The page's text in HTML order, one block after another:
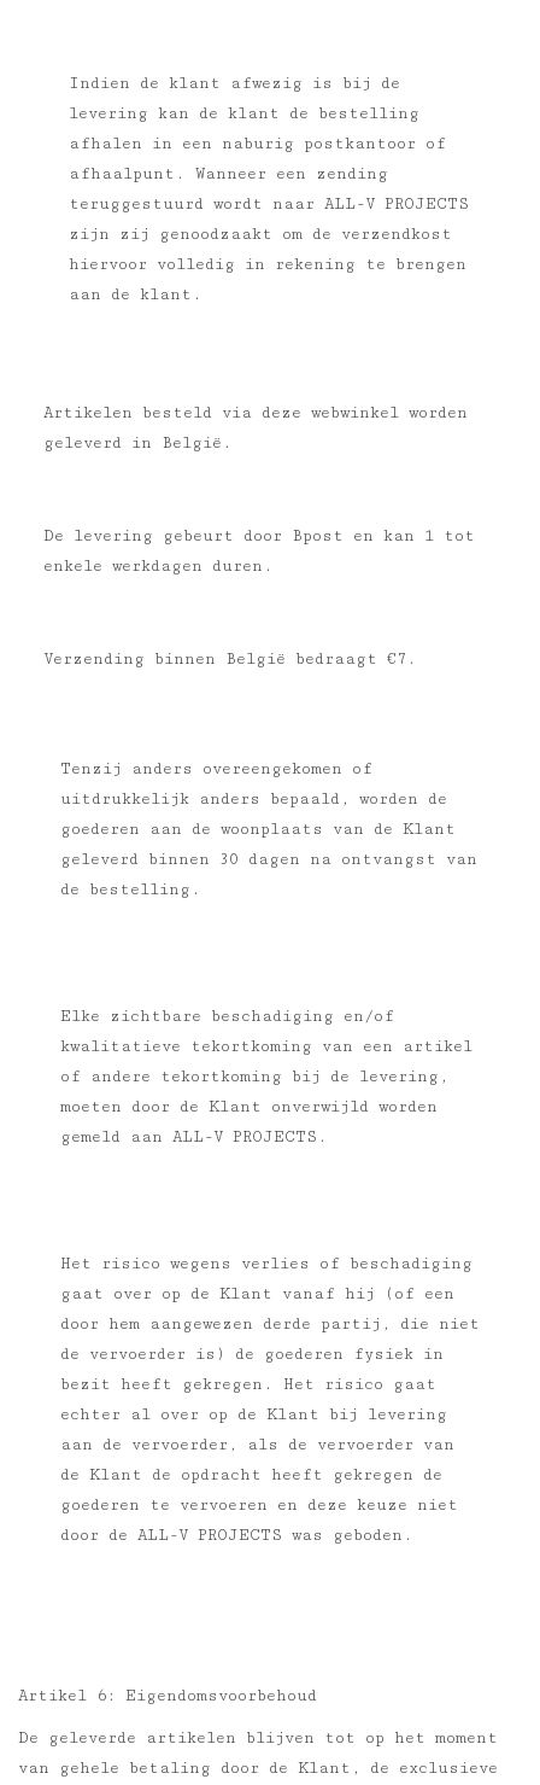
Indien de klant afwezig is bij de
levering kan de klant de bestelling
afhalen in een naburig postkantoor of
afhaalpunt. Wanneer een zending
teruggestuurd wordt naar ALL-V PROJECTS
zijn zij genoodzaakt om de verzendkost
hiervoor volledig in rekening te brengen
aan de klant.
Artikelen besteld via deze webwinkel worden
geleverd in België.
De levering gebeurt door Bpost en kan 1 tot
enkele werkdagen duren.
Verzending binnen België bedraagt €7.
Tenzij anders overeengekomen of
uitdrukkelijk anders bepaald, worden de
goederen aan de woonplaats van de Klant
geleverd binnen 30 dagen na ontvangst van
de bestelling.
Elke zichtbare beschadiging en/of
kwalitatieve tekortkoming van een artikel
of andere tekortkoming bij de levering,
moeten door de Klant onverwijld worden
gemeld aan ALL-V PROJECTS.
Het risico wegens verlies of beschadiging
gaat over op de Klant vanaf hij (of een
door hem aangewezen derde partij, die niet
de vervoerder is) de goederen fysiek in
bezit heeft gekregen. Het risico gaat
echter al over op de Klant bij levering
aan de vervoerder, als de vervoerder van
de Klant de opdracht heeft gekregen de
goederen te vervoeren en deze keuze niet
door de ALL-V PROJECTS was geboden.
Artikel 6: Eigendomsvoorbehoud
De geleverde artikelen blijven tot op het moment
van gehele betaling door de Klant, de exclusieve